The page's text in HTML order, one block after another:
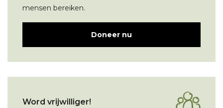
mensen bereiken.
Doneer nu
Word vrijwilliger!